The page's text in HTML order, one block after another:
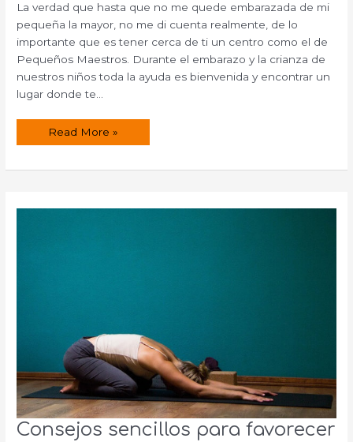
La verdad que hasta que no me quede embarazada de mi
pequeña la mayor, no me di cuenta realmente, de lo
importante que es tener cerca de ti un centro como el de
Pequeños Maestros. Durante el embarazo y la crianza de
nuestros niños toda la ayuda es bienvenida y encontrar un
lugar donde te…
Pequeños
Read More »
Consejos sencillos para favorecer